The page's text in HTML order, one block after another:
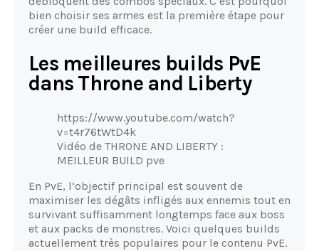
bien choisir ses armes est la première étape pour
créer une build efficace.
Les meilleures builds PvE
dans Throne and Liberty
https://www.youtube.com/watch?
v=t4r76tWtD4k
Vidéo de THRONE AND LIBERTY :
MEILLEUR BUILD pve
En PvE, l’objectif principal est souvent de
maximiser les dégâts infligés aux ennemis tout en
survivant suffisamment longtemps face aux boss
et aux packs de monstres. Voici quelques builds
actuellement très populaires pour le contenu PvE.